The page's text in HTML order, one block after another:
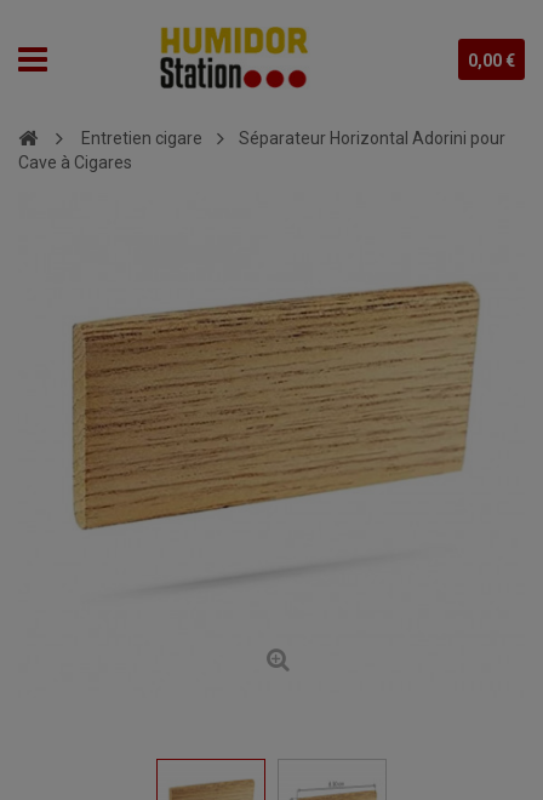
0,00 €
Entretien cigare
Séparateur Horizontal Adorini pour
Cave à Cigares